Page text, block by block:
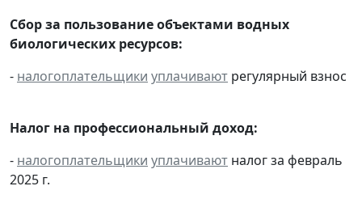
Сбор за пользование объектами водных
биологических ресурсов:
- налогоплательщики уплачивают регулярный взнос
Налог на профессиональный доход:
- налогоплательщики уплачивают налог за февраль
2025 г.